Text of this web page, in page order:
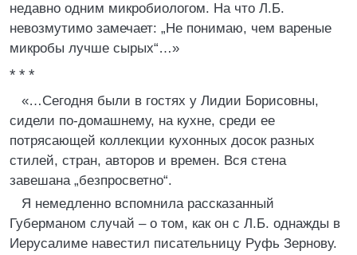
недавно одним микробиологом. На что Л.Б.
невозмутимо замечает: „Не понимаю, чем вареные
микробы лучше сырых“…»
* * *
«…Сегодня были в гостях у Лидии Борисовны,
сидели по-домашнему, на кухне, среди ее
потрясающей коллекции кухонных досок разных
стилей, стран, авторов и времен. Вся стена
завешана „безпросветно“.
Я немедленно вспомнила рассказанный
Губерманом случай – о том, как он с Л.Б. однажды в
Иерусалиме навестил писательницу Руфь Зернову.